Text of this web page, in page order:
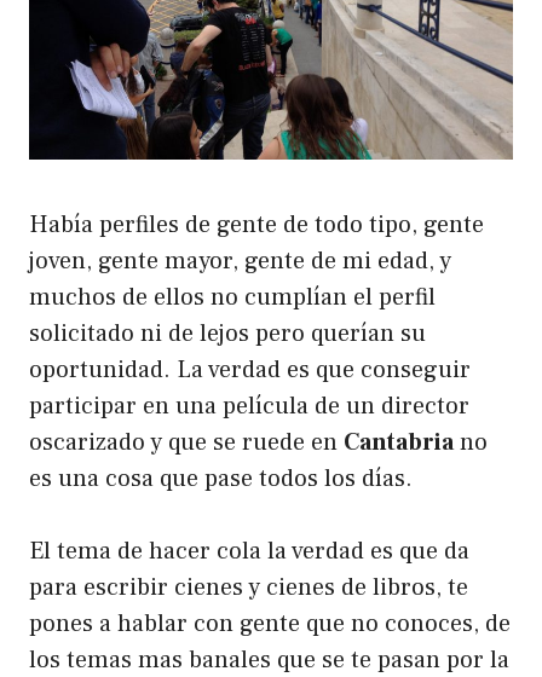
Había perfiles de gente de todo tipo, gente
joven, gente mayor, gente de mi edad, y
muchos de ellos no cumplían el perfil
solicitado ni de lejos pero querían su
oportunidad. La verdad es que conseguir
participar en una película de un director
oscarizado y que se ruede en Cantabriano
es una cosa que pase todos los días.
El tema de hacer cola la verdad es que da
para escribir cienes y cienes de libros, te
pones a hablar con gente que no conoces, de
los temas mas banales que se te pasan por la